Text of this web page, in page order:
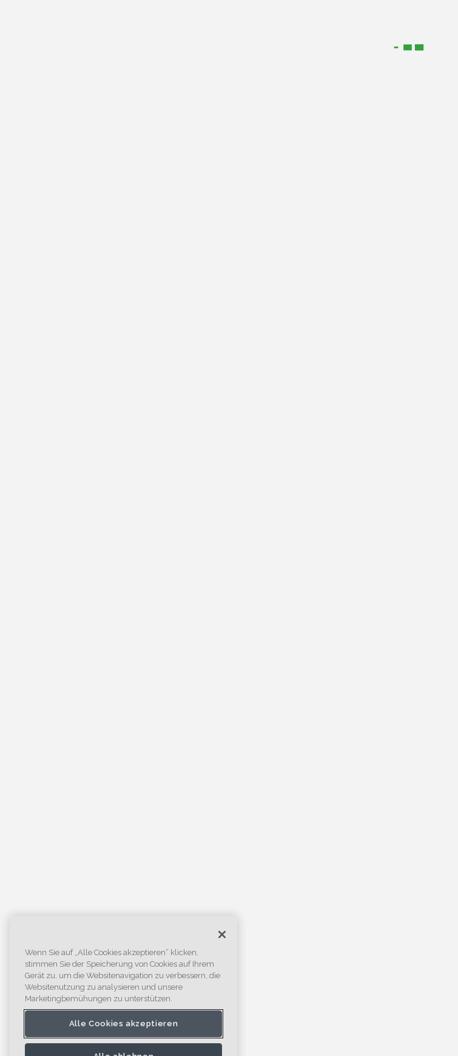
Wenn Sie auf „Alle Cookies akzeptieren“ klicken,
stimmen Sie der Speicherung von Cookies auf Ihrem
Gerät zu, um die Websitenavigation zu verbessern, die
Websitenutzung zu analysieren und unsere
Marketingbemühungen zu unterstützen.
Alle Cookies akzeptieren